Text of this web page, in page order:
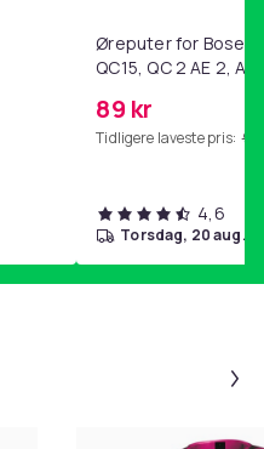
Øreputer for Bose
QC15, QC 2 AE 2, AE
89 kr
Tidligere laveste pris: 99
4,6
torsdag, 20 aug.